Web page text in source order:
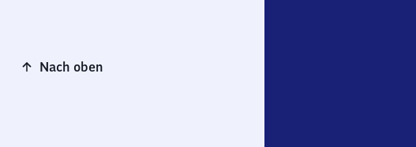
Nach oben